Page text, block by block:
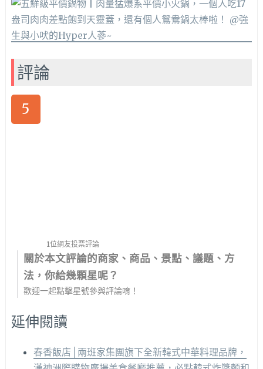
評論
5
1位網友投票評論
關於本文評論的商家、商品、景點、議題、方
法，你給幾顆星呢？
歡迎一起點擊星號參與評論唷！
延伸閱讀
春香飯店│兩班家集團旗下全新韓式中華料理品牌，